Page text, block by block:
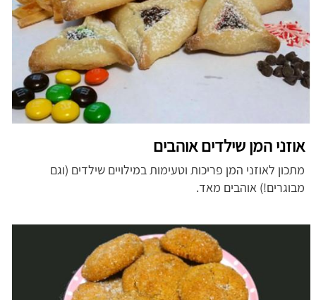
אוזני המן שילדים אוהבים
מתכון לאוזני המן פריכות וטעימות במילויים שילדים (וגם
מבוגרים!) אוהבים מאד.